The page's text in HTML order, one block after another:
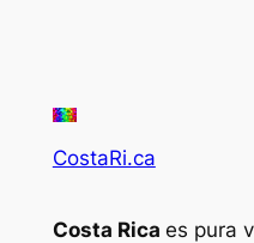
CostaRi.ca
Costa Rica es pura